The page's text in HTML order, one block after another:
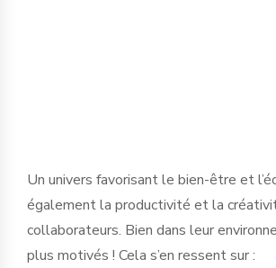
Un univers favorisant le bien-être et
également la productivité et la
collaborateurs. Bien dans leur
plus motivés ! Cela s’en ressent sur :